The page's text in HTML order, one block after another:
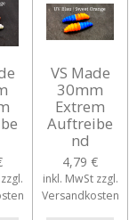
VS Made
30mm
Extrem
Auftreibe
nd
4,79 €
inkl. MwSt zzgl.
Versandkosten